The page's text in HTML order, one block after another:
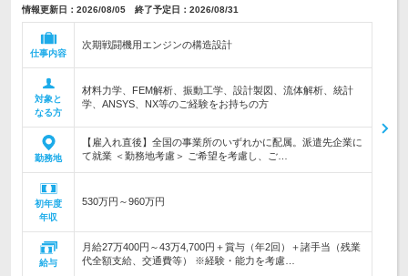
情報更新日：2026/08/05 終了予定日：2026/08/31
仕事内容
次期戦闘機用エンジンの構造設計
対象と
なる方
材料力学、FEM解析、振動工学、設計製図、流体解析、統計
学、ANSYS、NX等のご経験をお持ちの方
勤務地
【雇入れ直後】全国の事業所のいずれかに配属。派遣先企業に
て就業 ＜勤務地考慮＞ ご希望を考慮し、ご…
初年度
年収
530万円～960万円
給与
月給27万400円～43万4,700円＋賞与（年2回）＋諸手当（残業
代全額支給、交通費等） ※経験・能力を考慮…